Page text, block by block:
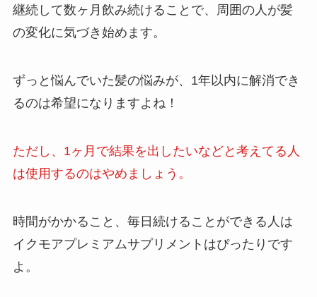
継続して数ヶ月飲み続けることで、周囲の人が髪
の変化に気づき始めます。
ずっと悩んでいた髪の悩みが、1年以内に解消でき
るのは希望になりますよね！
ただし、1ヶ月で結果を出したいなどと考えてる人
は使用するのはやめましょう。
時間がかかること、毎日続けることができる人は
イクモアプレミアムサプリメントはぴったりです
よ。